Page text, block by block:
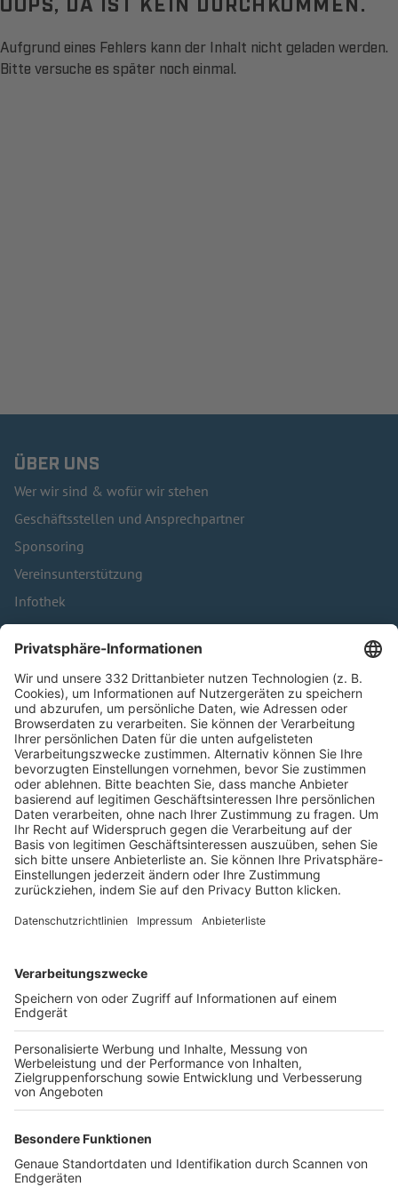
Aufgrund eines Fehlers kann der Inhalt nicht geladen werden.
Bitte versuche es später noch einmal.
ÜBER UNS
Wer wir sind & wofür wir stehen
Geschäftsstellen und Ansprechpartner
Sponsoring
Vereinsunterstützung
Infothek
Kontakt
HÄUFIG BESUCHTE SEITEN
Pässe und Vereinswechsel
Trainerausbildung
Schulungsangebot Vereinsmitarbeiter
BFV-Geschäftsstellen
Trainerbörse
Login SpielPlus
FOLGE DEM BFV
TOP-VEREINE
TOP-PARTNER